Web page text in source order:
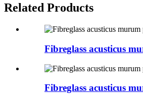
Related Products
Fibreglass acusticus
Fibreglass acusticus